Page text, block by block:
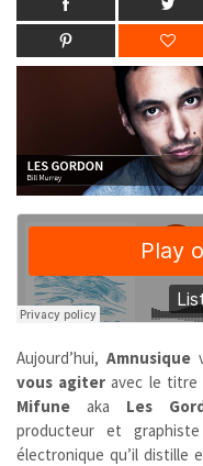
Aujourd’hui, Amnusique
vous agiter avec le titre
Mifune aka Les
producteur et
électronique qu’il distille